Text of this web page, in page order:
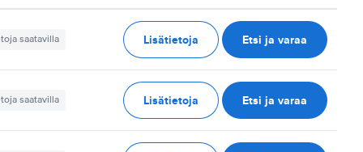
saatavilla Lisätietoja Etsi ja varaa
saatavilla Lisätietoja Etsi ja varaa